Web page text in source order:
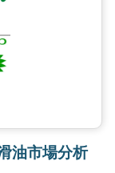
油市場分析